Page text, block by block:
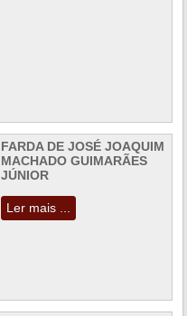
FARDA DE JOSÉ JOAQUIM
MACHADO GUIMARÃES
JÚNIOR
Ler mais ...